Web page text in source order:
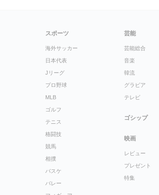
スポーツ
海外サッカー
日本代表
Jリーグ
プロ野球
MLB
ゴルフ
テニス
格闘技
競馬
相撲
バスケ
バレー
芸能
芸能総合
音楽
韓流
グラビア
テレビ
ゴシップ
映画
レビュー
プレゼント
特集